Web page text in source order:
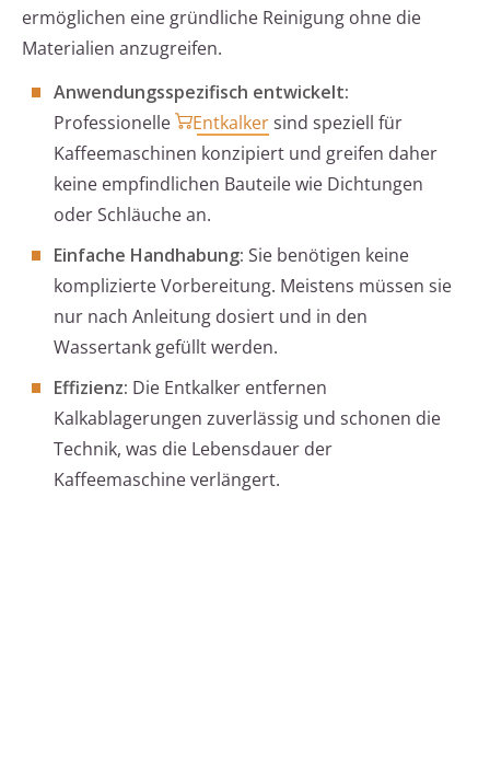
ermöglichen eine gründliche Reinigung ohne die
Materialien anzugreifen.
Anwendungsspezifisch entwickelt:
Professionelle
Entkalkersind speziell für
Kaffeemaschinen konzipiert und greifen daher
keine empfindlichen Bauteile wie Dichtungen
oder Schläuche an.
Einfache Handhabung: Sie benötigen keine
komplizierte Vorbereitung. Meistens müssen sie
nur nach Anleitung dosiert und in den
Wassertank gefüllt werden.
Effizienz: Die Entkalker entfernen
Kalkablagerungen zuverlässig und schonen die
Technik, was die Lebensdauer der
Kaffeemaschine verlängert.